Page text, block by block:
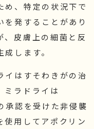
め、特定の状況下で
を発することがあり
、皮膚上の細菌と反
します。
イはすそわきがの治
ミラドライは
承認を受けた非侵襲
使用してアポクリン